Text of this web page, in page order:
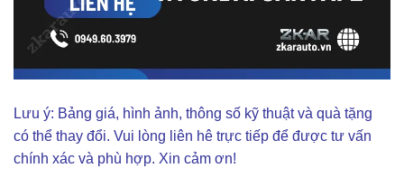
Lưu ý: Bảng giá, hình ảnh, thông số kỹ thuật và quà tặng
có thể thay đổi. Vui lòng liên hê trực tiếp để được tư vấn
chính xác và phù hợp. Xin cảm ơn!